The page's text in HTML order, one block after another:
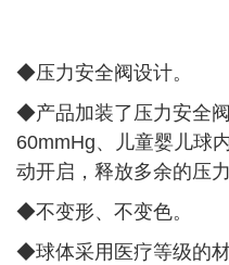
◆压力安全阀设计。
◆产品加装了压力安全
60mmHg、儿童婴儿球
动开启，释放多余的压
◆不变形、不变色。
◆球体采用医疗等级的